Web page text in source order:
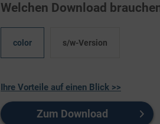
Welchen Download
color s/w-Version
Ihre Vorteile auf einen Blick >>
Zum Download